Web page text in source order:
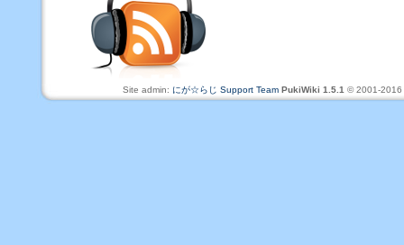
Site admin: にが☆らじ Support Team PukiWiki 1.5.1 © 2001-2016